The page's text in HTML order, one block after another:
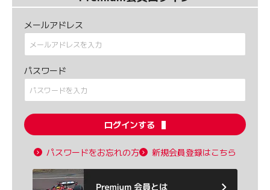
メールアドレス
パスワード
ログインする
パスワードをお忘れの方 新規会員登録はこちら